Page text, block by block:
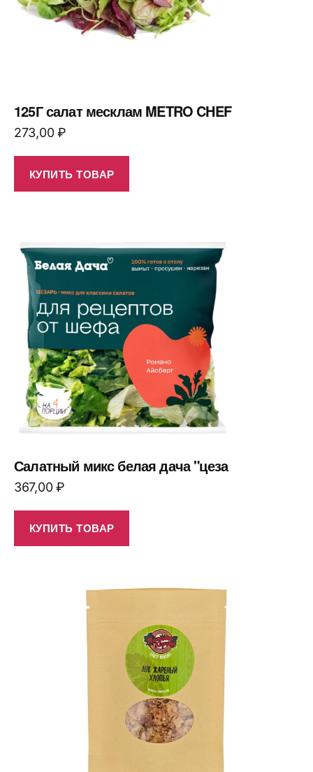
125Г салат месклам METRO CHEF
273,00₽
КУПИТЬ ТОВАР
Салатный микс белая дача "цеза
367,00₽
КУПИТЬ ТОВАР